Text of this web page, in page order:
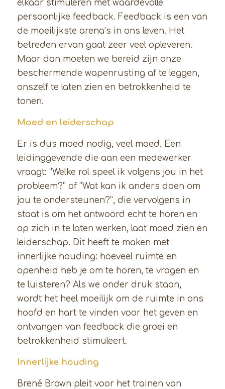
elkaar stimuleren met waardevolle
persoonlijke feedback. Feedback is een van
de moeilijkste arena’s in ons leven. Het
betreden ervan gaat zeer veel opleveren.
Maar dan moeten we bereid zijn onze
beschermende wapenrusting af te leggen,
onszelf te laten zien en betrokkenheid te
tonen.
Moed en leiderschap
Er is dus moed nodig, veel moed. Een
leidinggevende die aan een medewerker
vraagt: “Welke rol speel ik volgens jou in het
probleem?” of “Wat kan ik anders doen om
jou te ondersteunen?”, die vervolgens in
staat is om het antwoord echt te horen en
op zich in te laten werken, laat moed zien en
leiderschap. Dit heeft te maken met
innerlijke houding: hoeveel ruimte en
openheid heb je om te horen, te vragen en
te luisteren? Als we onder druk staan,
wordt het heel moeilijk om de ruimte in ons
hoofd en hart te vinden voor het geven en
ontvangen van feedback die groei en
betrokkenheid stimuleert.
Innerlijke houding
Brené Brown pleit voor het trainen van